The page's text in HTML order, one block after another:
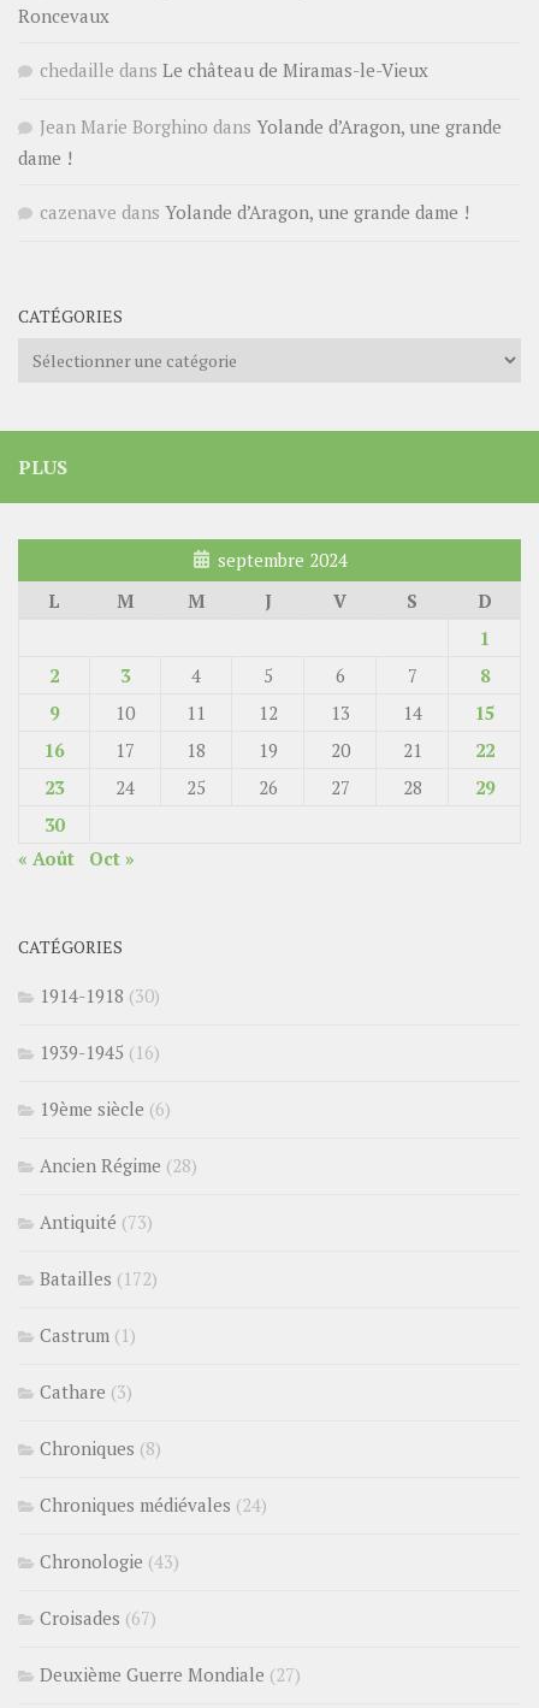
Roncevaux
chedaille dans Le château de Miramas-le-Vieux
Jean Marie Borghino dans Yolande d’Aragon, une grande
dame !
cazenave dans Yolande d’Aragon, une grande dame !
CATÉGORIES
Catégories
PLUS
septembre 2024
L
M M J V S
D
1
2
3 4 5 6 7
8
9
10 11 12 13 14
15
16
17 18 19 20 21
22
23
24 25 26 27 28
29
30
« Août
Oct »
CATÉGORIES
1914-1918 (30)
1939-1945 (16)
19ème siècle (6)
Ancien Régime (28)
Antiquité (73)
Batailles (172)
Castrum (1)
Cathare (3)
Chroniques (8)
Chroniques médiévales (24)
Chronologie (43)
Croisades (67)
Deuxième Guerre Mondiale (27)